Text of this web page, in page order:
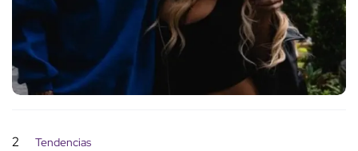
2 Tendencias